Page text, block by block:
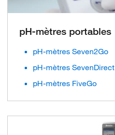
pH-mètres portables
pH-mètres Seven2Go
pH-mètres SevenDirect
pH-mètres FiveGo